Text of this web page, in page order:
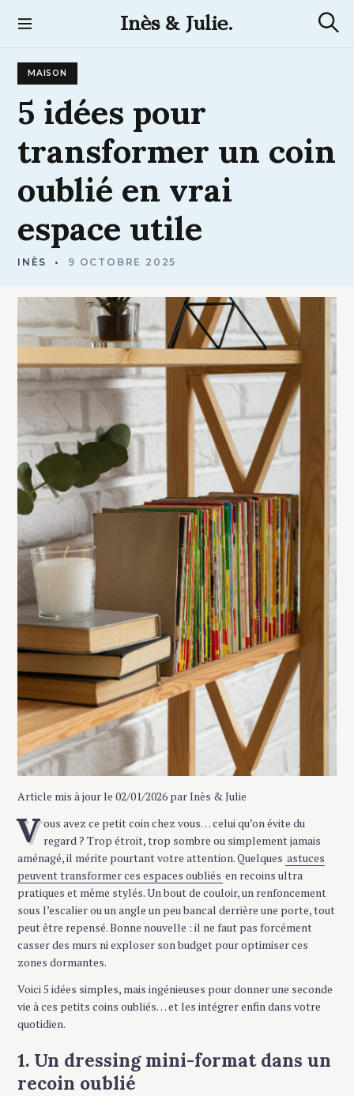
Inès & Julie.
e
MAISON
5 idées pour
transformer un coin
oublié en vrai
espace utile
INÈS 9 OCTOBRE 2025
Article mis à jour le 02/01/2026 par Inès & Julie
V ous avez ce petit coin chez vous… celui qu’on évite du
regard ? Trop étroit, trop sombre ou simplement jamais
aménagé, il mérite pourtant votre attention. Quelques astuces
peuvent transformer ces espaces oubliés en recoins ultra
pratiques et même stylés. Un bout de couloir, un renfoncement
sous l’escalier ou un angle un peu bancal derrière une porte, tout
peut être repensé. Bonne nouvelle : il ne faut pas forcément
casser des murs ni exploser son budget pour optimiser ces
zones dormantes.
Voici 5 idées simples, mais ingénieuses pour donner une seconde
vie à ces petits coins oubliés… et les intégrer enfin dans votre
quotidien.
1. Un dressing mini-format dans un
recoin oublié